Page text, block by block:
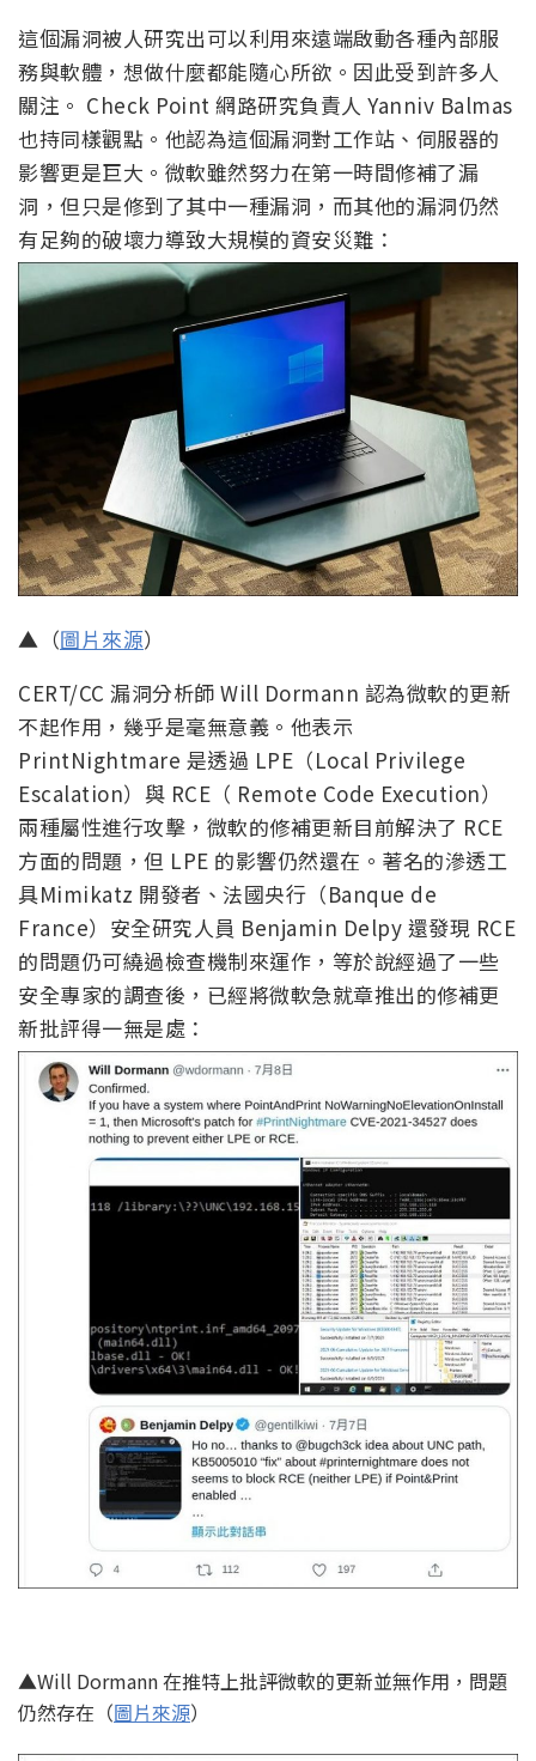
這個漏洞被人研究出可以利用來遠端啟動各種內部服
務與軟體，想做什麼都能隨心所欲。因此受到許多人
關注。 Check Point 網路研究負責人 Yanniv Balmas
也持同樣觀點。他認為這個漏洞對工作站、伺服器的
影響更是巨大。微軟雖然努力在第一時間修補了漏
洞，但只是修到了其中一種漏洞，而其他的漏洞仍然
有足夠的破壞力導致大規模的資安災難：
▲（圖片來源）
CERT/CC 漏洞分析師 Will Dormann 認為微軟的更新
不起作用，幾乎是毫無意義。他表示
PrintNightmare 是透過 LPE（Local Privilege
Escalation）與 RCE（ Remote Code Execution）
兩種屬性進行攻擊，微軟的修補更新目前解決了 RCE
方面的問題，但 LPE 的影響仍然還在。著名的滲透工
具Mimikatz 開發者、法國央行（Banque de
France）安全研究人員 Benjamin Delpy 還發現 RCE
的問題仍可繞過檢查機制來運作，等於說經過了一些
安全專家的調查後，已經將微軟急就章推出的修補更
新批評得一無是處：
▲Will Dormann 在推特上批評微軟的更新並無作用，問題
仍然存在（圖片來源）